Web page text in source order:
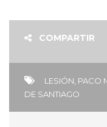
COMPARTIR
LESIÓN PACO
DE SANTIAGO